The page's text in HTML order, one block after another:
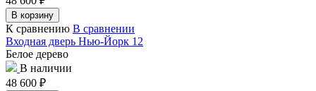
В корзину
К сравнению В сравнении
Входная дверь Нью-Йорк 12
Белое дерево
В наличии
48 600 ₽